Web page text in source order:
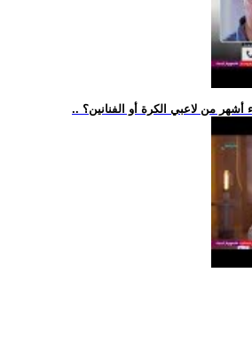
أشهر من لاعبي الكرة أو الفنانين؟